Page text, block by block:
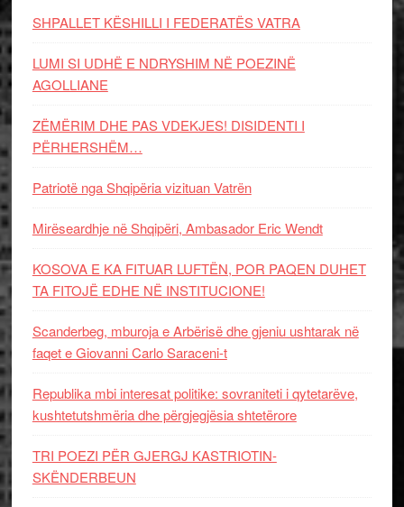
SHPALLET KËSHILLI I FEDERATËS VATRA
LUMI SI UDHË E NDRYSHIM NË POEZINË
AGOLLIANE
ZËMËRIM DHE PAS VDEKJES! DISIDENTI I
PËRHERSHËM…
Patriotë nga Shqipëria vizituan Vatrën
Mirëseardhje në Shqipëri, Ambasador Eric Wendt
KOSOVA E KA FITUAR LUFTËN, POR PAQEN DUHET
TA FITOJË EDHE NË INSTITUCIONE!
Scanderbeg, mburoja e Arbërisë dhe gjeniu ushtarak në
faqet e Giovanni Carlo Saraceni-t
Republika mbi interesat politike: sovraniteti i qytetarëve,
kushtetutshmëria dhe përgjegjësia shtetërore
TRI POEZI PËR GJERGJ KASTRIOTIN-
SKËNDERBEUN